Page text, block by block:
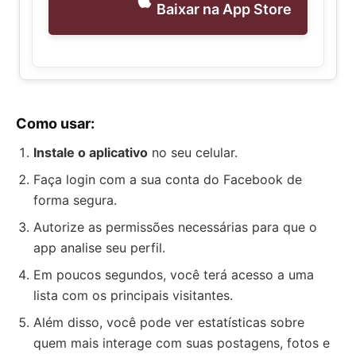
Baixar na App Store
Como usar:
Instale o aplicativo no seu celular.
Faça login com a sua conta do Facebook de
forma segura.
Autorize as permissões necessárias para que o
app analise seu perfil.
Em poucos segundos, você terá acesso a uma
lista com os principais visitantes.
Além disso, você pode ver estatísticas sobre
quem mais interage com suas postagens, fotos e